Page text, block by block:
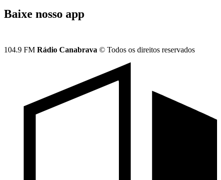
Baixe nosso app
104.9 FM Rádio Canabrava © Todos os direitos reservados